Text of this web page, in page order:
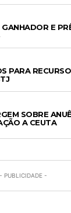
E
PARA
SOBRE
A CEUTA
- PUBLICIDADE -